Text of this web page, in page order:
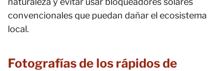
convencionales que puedan dañar el ecosistema
local.
Fotografías de los rápidos de